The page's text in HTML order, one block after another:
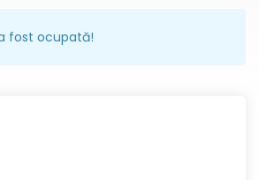
fost ocupată!